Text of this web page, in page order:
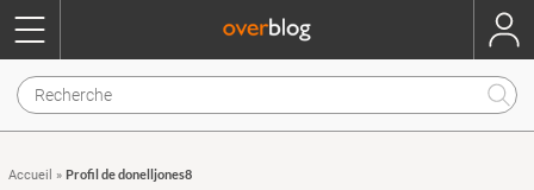
Accueil » Profil de donelljones8